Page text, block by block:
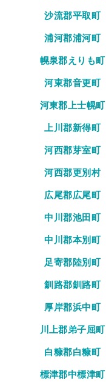
沙流郡平取町
浦河郡浦河町
幌泉郡えりも町
河東郡音更町
河東郡上士幌町
上川郡新得町
河西郡芽室町
河西郡更別村
広尾郡広尾町
中川郡池田町
中川郡本別町
足寄郡陸別町
釧路郡釧路町
厚岸郡浜中町
川上郡弟子屈町
白糠郡白糠町
標津郡中標津町